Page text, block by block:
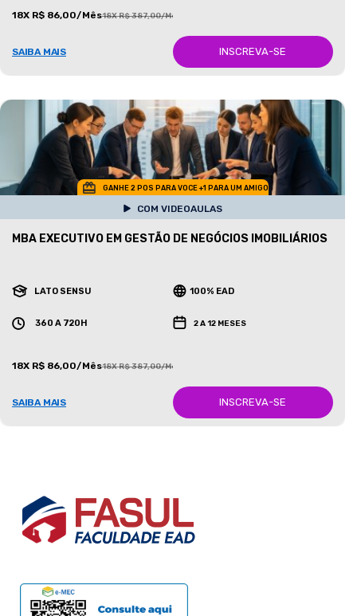
18X R$ 86,00/Mês18X R$ 387,00/Mês
SAIBA MAIS INSCREVA-SE
GANHE 2 POS PARA VOCE +1 PARA UM AMIGO
COM VIDEOAULAS
MBA EXECUTIVO EM GESTÃO DE NEGÓCIOS IMOBILIÁRIOS
LATO SENSU 100% EAD
360 A 720H 2 A 12 MESES
18X R$ 86,00/Mês18X R$ 387,00/Mês
SAIBA MAIS INSCREVA-SE